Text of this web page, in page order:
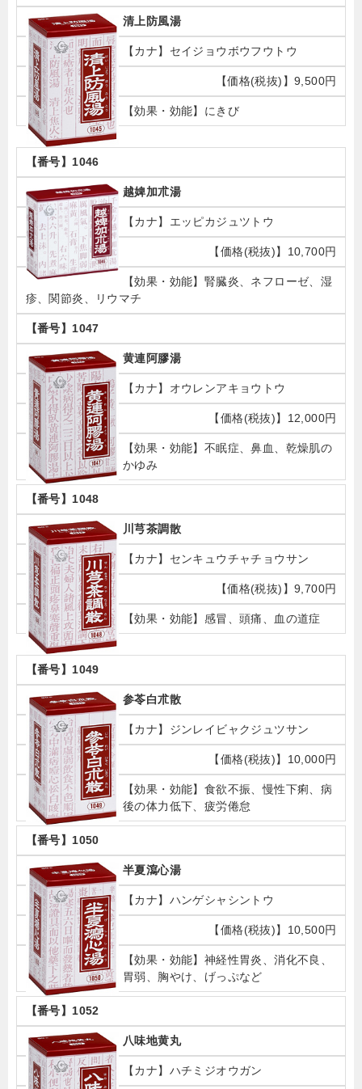
清上防風湯
セイジョウボウフウトウ
9,500円
にきび
1046
越婢加朮湯
エッピカジュツトウ
10,700円
腎臓炎、ネフローゼ、湿
疹、関節炎、リウマチ
1047
黄連阿膠湯
オウレンアキョウトウ
12,000円
不眠症、鼻血、乾燥肌の
かゆみ
1048
川芎茶調散
センキュウチャチョウサン
9,700円
感冒、頭痛、血の道症
1049
参苓白朮散
ジンレイビャクジュツサン
10,000円
食欲不振、慢性下痢、病
後の体力低下、疲労倦怠
1050
半夏瀉心湯
ハンゲシャシントウ
10,500円
神経性胃炎、消化不良、
胃弱、胸やけ、げっぷなど
1052
八味地黄丸
ハチミジオウガン